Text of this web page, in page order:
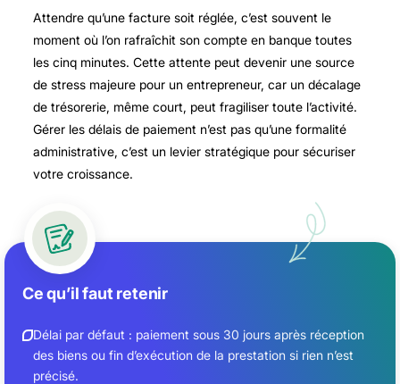
Attendre qu’une facture soit réglée, c’est souvent le
moment où l’on rafraîchit son compte en banque toutes
les cinq minutes. Cette attente peut devenir une source
de stress majeure pour un entrepreneur, car un décalage
de trésorerie, même court, peut fragiliser toute l’activité.
Gérer les délais de paiement n’est pas qu’une formalité
administrative, c’est un levier stratégique pour sécuriser
votre croissance.
Ce qu’il faut retenir
Délai par défaut : paiement sous 30 jours après réception
des biens ou fin d’exécution de la prestation si rien n’est
précisé.